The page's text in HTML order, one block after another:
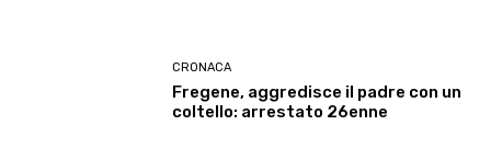
CRONACA
Fregene, aggredisce il padre con un
coltello: arrestato 26enne